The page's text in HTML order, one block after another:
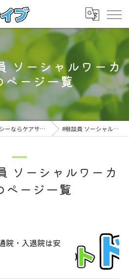
ソーシャルワーカ
ページ一覧
東京都品川区の介護タクシーならケアサポート ドライブ #相談員 ソーシャルワーカー
ソーシャルワーカ
ページ一覧
院・入退院は安